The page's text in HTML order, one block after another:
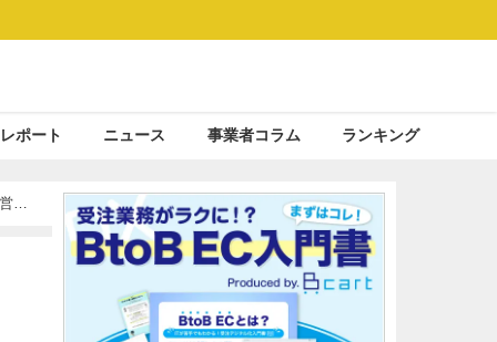
ポート ニュース 事業者コラム ランキング
の